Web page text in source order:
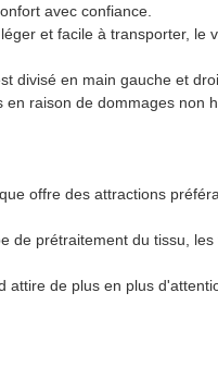
avec confiance.
et facile à transporter,
divisé en main gauche et
raison de dommages non
offre des attractions
de prétraitement du tissu,
attire de plus en plus